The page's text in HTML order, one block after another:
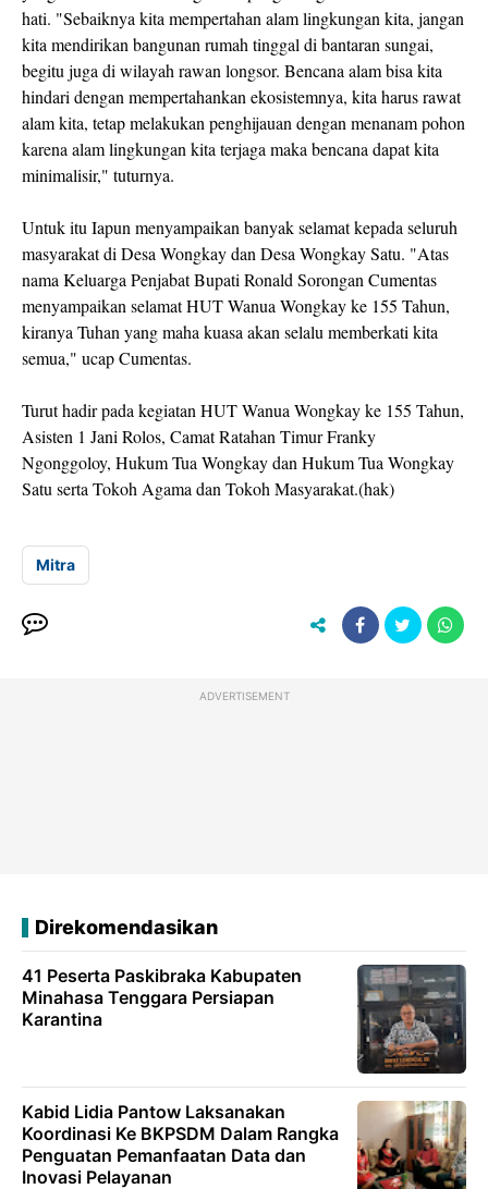
hati. "Sebaiknya kita mempertahan alam lingkungan kita, jangan
kita mendirikan bangunan rumah tinggal di bantaran sungai,
begitu juga di wilayah rawan longsor. Bencana alam bisa kita
hindari dengan mempertahankan ekosistemnya, kita harus rawat
alam kita, tetap melakukan penghijauan dengan menanam pohon
karena alam lingkungan kita terjaga maka bencana dapat kita
minimalisir," tuturnya.
Untuk itu Iapun menyampaikan banyak selamat kepada seluruh
masyarakat di Desa Wongkay dan Desa Wongkay Satu. "Atas
nama Keluarga Penjabat Bupati Ronald Sorongan Cumentas
menyampaikan selamat HUT Wanua Wongkay ke 155 Tahun,
kiranya Tuhan yang maha kuasa akan selalu memberkati kita
semua," ucap Cumentas.
Turut hadir pada kegiatan HUT Wanua Wongkay ke 155 Tahun,
Asisten 1 Jani Rolos, Camat Ratahan Timur Franky
Ngonggoloy, Hukum Tua Wongkay dan Hukum Tua Wongkay
Satu serta Tokoh Agama dan Tokoh Masyarakat.(hak)
Mitra
ADVERTISEMENT
Direkomendasikan
41 Peserta Paskibraka Kabupaten
Minahasa Tenggara Persiapan
Karantina
Kabid Lidia Pantow Laksanakan
Koordinasi Ke BKPSDM Dalam Rangka
Penguatan Pemanfaatan Data dan
Inovasi Pelayanan